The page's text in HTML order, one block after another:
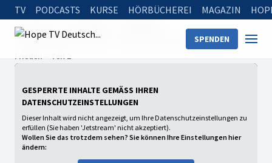
TV PODCASTS KURSE HÖRBÜCHEREI MAGAZIN
SPENDEN
Startseite
Thomas Rusche: Glaube, Trauer und der Weg zum inneren
Frieden – Teil 2
GESPERRTE INHALTE GEMÄSS IHREN D
ATENSCHUTZEINSTELLUNGEN
Dieser Inhalt wird nicht angezeigt, um Ihre Datenschutzeinstellungen zu
erfüllen (Sie haben 'Jetstream' nicht akzeptiert).
Wollen Sie das trotzdem sehen? Sie können Ihre Einstellungen hier
ändern: